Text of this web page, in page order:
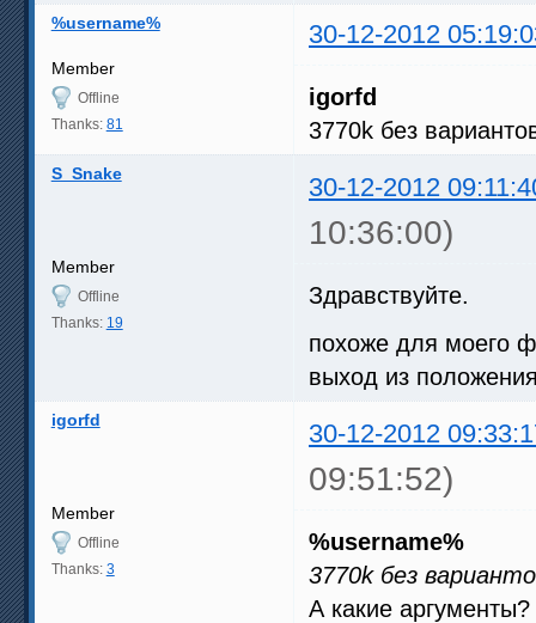
%username% 30-12-2012
Member
Offline
Thanks: 81
igorfd
3770k без
S_Snake 30-12-2012
10:36:00)
Member
Offline
Thanks: 19
Здравствуйте.
похоже для моего
выход из
igorfd 30-12-2012
09:51:52)
Member
Offline
Thanks: 3
%username%
3770k без
А какие